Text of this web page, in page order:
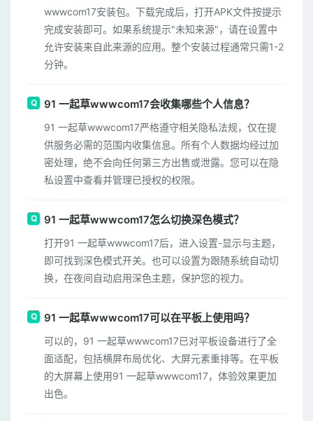
wwwcom17安装包。下载完成后，打开APK文件按提示
完成安装即可。如果系统提示"未知来源"，请在设置中
允许安装来自此来源的应用。整个安装过程通常只需1-2
分钟。
91 一起草wwwcom17会收集哪些个人信息？
91 一起草wwwcom17严格遵守相关隐私法规，仅在提
供服务必需的范围内收集信息。所有个人数据均经过加
密处理，绝不会向任何第三方出售或泄露。您可以在隐
私设置中查看并管理已授权的权限。
91 一起草wwwcom17怎么切换深色模式？
打开91 一起草wwwcom17后，进入设置-显示与主题，
即可找到深色模式开关。也可以设置为跟随系统自动切
换，在夜间自动启用深色主题，保护您的视力。
91 一起草wwwcom17可以在平板上使用吗？
可以的，91 一起草wwwcom17已对平板设备进行了全
面适配，包括横屏布局优化、大屏元素重排等。在平板
的大屏幕上使用91 一起草wwwcom17，体验效果更加
出色。